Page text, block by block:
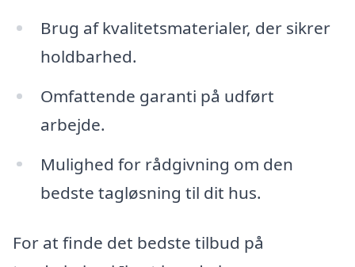
Brug af kvalitetsmaterialer, der sikrer
holdbarhed.
Omfattende garanti på udført
arbejde.
Mulighed for rådgivning om den
bedste tagløsning til dit hus.
For at finde det bedste tilbud på